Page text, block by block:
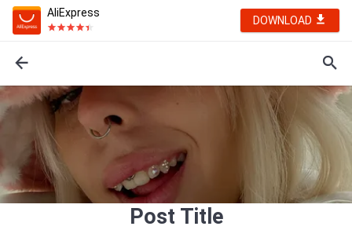
AliExpress
DOWNLOAD
Post Title